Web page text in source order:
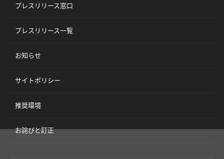
プレスリリース窓口
プレスリリース一覧
お知らせ
サイトポリシー
推奨環境
お詫びと訂正